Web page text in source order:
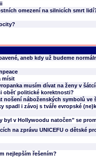
omezení na silnicích smrt
aneb kdy už budeme
mísit
musím dívat na ženy v
oběť politické korektnosti?
nošení náboženských symbolů ve
spadl i závoj s tváře evropské
byl v Hollywoodu natočen" se
na zprávu UNICEFU o dětské
nejlepším řešením?